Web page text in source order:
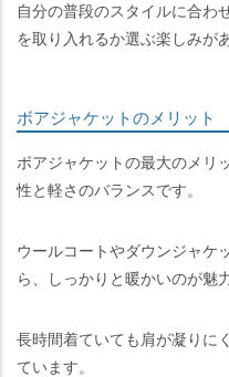
自分の普段のスタイルに合わ
を取り入れるか選ぶ楽しみが
ボアジャケットのメリット
ボアジャケットの最大のメリ
性と軽さのバランスです。
ウールコートやダウンジャケ
ら、しっかりと暖かいのが魅
長時間着ていても肩が凝りに
ています。